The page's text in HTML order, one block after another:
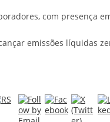
com presença
emissões líquidas